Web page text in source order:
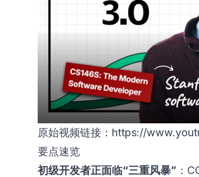
原始视频链接： https://
要点速览
初级开发者正面临“三重风暴” ：